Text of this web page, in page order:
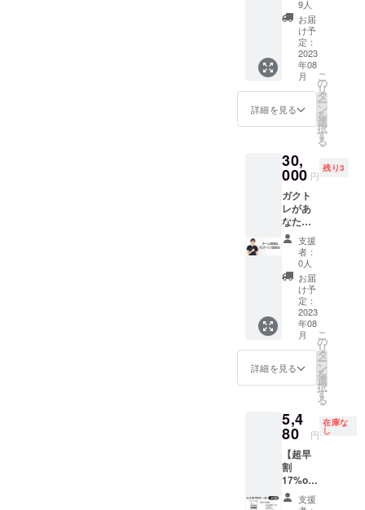
意） 1
個あた
り5,480
ALL IN
ONE
PROTEI
N
1kg(23
食分) 5
個 プロ
テイン
シェイ
カー
1~5個選
択（任
意） 1
個あた
り4980
円
9人
お届
け予
定：
2023
年08
月
詳細を見る
こ
の
リ
タ
ー
ン
を
選
択
す
る
30,
000 円
残り3
ガクト
レがあ
なたの
チーム
に90分
の指導
＋プロ
テイン
試飲会
を行い
ます。
指導内
容は
ミー
ティン
グを行
要望に
合わせ
て決め
ていき
ます。
プロテ
イン試
支援
者：
0人
お届
け予
定：
2023
年08
月
詳細を見る
こ
の
リ
タ
ー
ン
を
選
択
す
る
5,4
80 円
在庫な
し
【超早
割
17%off
・50個
限定】
支援